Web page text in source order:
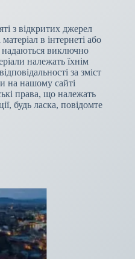
з відкритих джерел
в інтернеті або
надаються виключно
належать їхнім
за зміст
на нашому сайті
права, що належать
будь ласка, повідомте